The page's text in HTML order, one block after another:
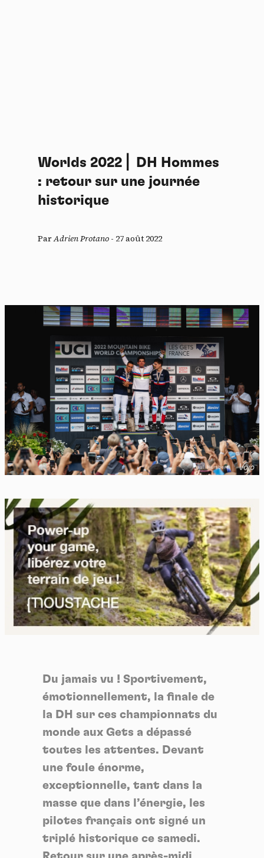
Worlds 2022 ⎜ DH Hommes
: retour sur une journée
historique
ParAdrien Protano - 27 août 2022
Du jamais vu ! Sportivement,
émotionnellement, la finale de
la DH sur ces championnats du
monde aux Gets a dépassé
toutes les attentes. Devant
une foule énorme,
exceptionnelle, tant dans la
masse que dans l’énergie, les
pilotes français ont signé un
triplé historique ce samedi.